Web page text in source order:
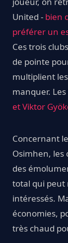
United - bien
préférer un
Ces trois
de pointe
multiplient
manquer.
et Viktor
Concernant
Osimhen, les
des
total qui peut
intéressés.
économies,
très chaud